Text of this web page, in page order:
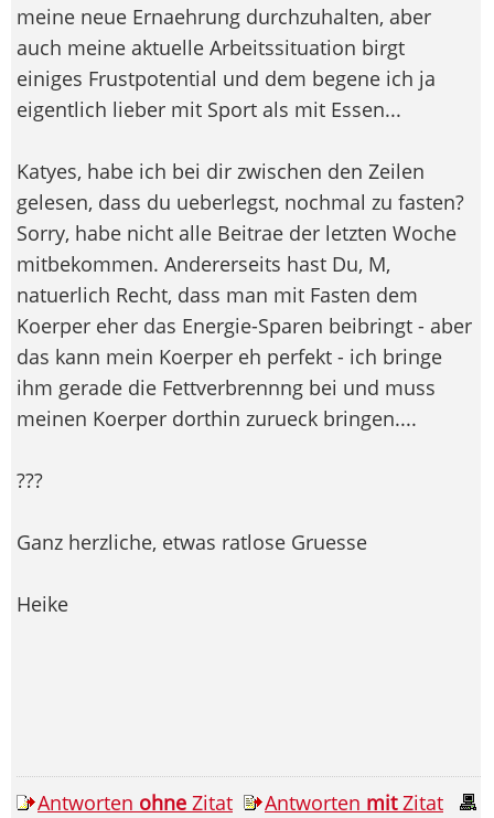
meine neue Ernaehrung durchzuhalten, aber
auch meine aktuelle Arbeitssituation birgt
einiges Frustpotential und dem begene ich ja
eigentlich lieber mit Sport als mit Essen...
Katyes, habe ich bei dir zwischen den Zeilen
gelesen, dass du ueberlegst, nochmal zu fasten?
Sorry, habe nicht alle Beitrae der letzten Woche
mitbekommen. Andererseits hast Du, M,
natuerlich Recht, dass man mit Fasten dem
Koerper eher das Energie-Sparen beibringt - aber
das kann mein Koerper eh perfekt - ich bringe
ihm gerade die Fettverbrennng bei und muss
meinen Koerper dorthin zurueck bringen....
???
Ganz herzliche, etwas ratlose Gruesse
Heike
Antworten ohne Zitat Antworten mitZitat